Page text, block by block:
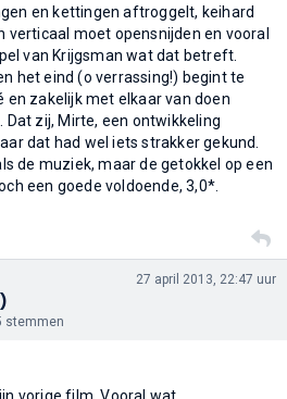
en kettingen aftroggelt, keihard
verticaal moet opensnijden en vooral
van Krijgsman wat dat betreft.
het eind (o verrassing!) begint te
en zakelijk met elkaar van doen
Dat zij, Mirte, een ontwikkeling
dat had wel iets strakker gekund.
de muziek, maar de getokkel op een
een goede voldoende, 3,0*.
stemmen
27 april 2013, 22:47 uur
vorige film. Vooral wat